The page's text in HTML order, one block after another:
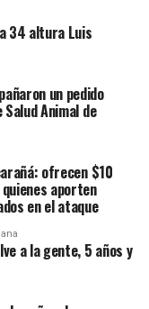
34 altura Luis
un pedido
Animal de
ofrecen $10
aporten
en el ataque
a la gente, 5 años y